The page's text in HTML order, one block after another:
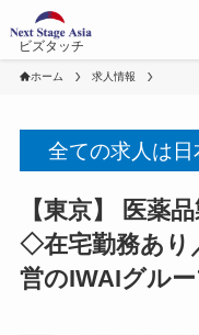
ビズタッチ
ホーム 求人情報
全ての求人は
【東京】 医薬
◇在宅勤務あり
営のIWAIグル